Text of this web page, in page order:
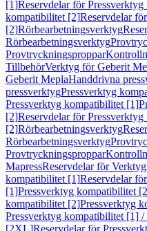
[1]Reservdelar för
kompatibilitet [2]Reservdelar
[2]Rörbearbetningsverktyg
Rörbearbetningsverktyg
Provtryckningsproppar
TillbehörVerktyg för Geberit
Geberit MeplaHanddrivna
pressverktygPressverktyg
Pressverktyg kompatibilitet [1]
[2]Reservdelar för
[2]Rörbearbetningsverktyg
Rörbearbetningsverktyg
Provtryckningsproppar
MapressReservdelar för
kompatibilitet [1]Reservdelar
[1]Pressverktyg kompatibilitet
kompatibilitet [2]Pressverktyg
Pressverktyg kompatibilitet [1]
[2XL]Reservdelar för